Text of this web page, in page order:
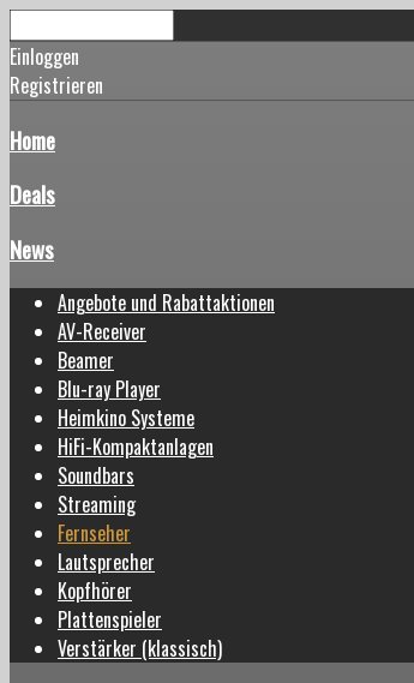
Einloggen
Registrieren
Home
Deals
News
Angebote und Rabattaktionen
AV-Receiver
Beamer
Blu-ray Player
Heimkino Systeme
HiFi-Kompaktanlagen
Soundbars
Streaming
Fernseher
Lautsprecher
Kopfhörer
Plattenspieler
Verstärker (klassisch)